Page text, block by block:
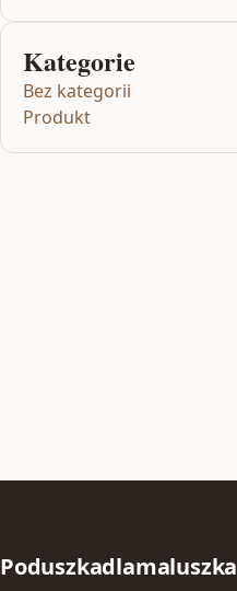
Kategorie
Bez kategorii
Produkt
Poduszkadlamaluszka